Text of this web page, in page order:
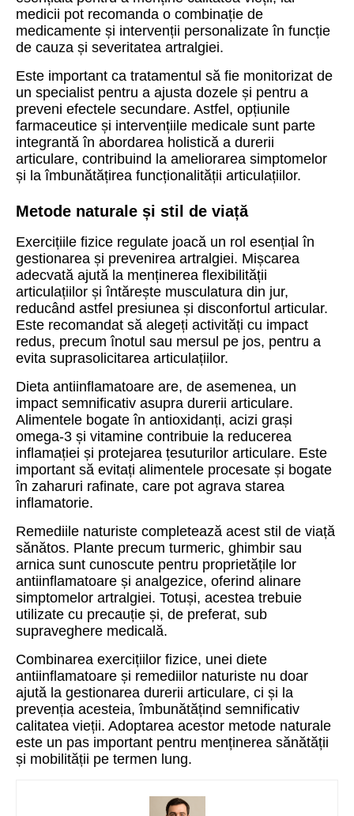
medicii pot recomanda o combinație de
medicamente și intervenții personalizate în funcție
de cauza și severitatea artralgiei.
Este important ca tratamentul să fie monitorizat de
un specialist pentru a ajusta dozele și pentru a
preveni efectele secundare. Astfel, opțiunile
farmaceutice și intervențiile medicale sunt parte
integrantă în abordarea holistică a durerii
articulare, contribuind la ameliorarea simptomelor
și la îmbunătățirea funcționalității articulațiilor.
Metode naturale și stil de viață
Exercițiile fizice regulate joacă un rol esențial în
gestionarea și prevenirea artralgiei. Mișcarea
adecvată ajută la menținerea flexibilității
articulațiilor și întărește musculatura din jur,
reducând astfel presiunea și disconfortul articular.
Este recomandat să alegeți activități cu impact
redus, precum înotul sau mersul pe jos, pentru a
evita suprasolicitarea articulațiilor.
Dieta antiinflamatoare are, de asemenea, un
impact semnificativ asupra durerii articulare.
Alimentele bogate în antioxidanți, acizi grași
omega-3 și vitamine contribuie la reducerea
inflamației și protejarea țesuturilor articulare. Este
important să evitați alimentele procesate și bogate
în zaharuri rafinate, care pot agrava starea
inflamatorie.
Remediile naturiste completează acest stil de viață
sănătos. Plante precum turmeric, ghimbir sau
arnica sunt cunoscute pentru proprietățile lor
antiinflamatoare și analgezice, oferind alinare
simptomelor artralgiei. Totuși, acestea trebuie
utilizate cu precauție și, de preferat, sub
supraveghere medicală.
Combinarea exercițiilor fizice, unei diete
antiinflamatoare și remediilor naturiste nu doar
ajută la gestionarea durerii articulare, ci și la
prevenția acesteia, îmbunătățind semnificativ
calitatea vieții. Adoptarea acestor metode naturale
este un pas important pentru menținerea sănătății
și mobilității pe termen lung.